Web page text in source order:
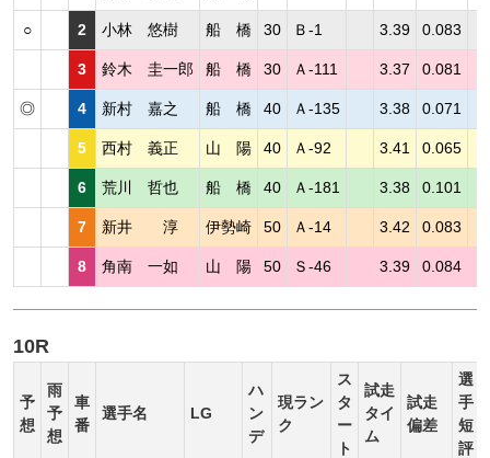
○ 2 小林 悠樹 船 橋 30 Ｂ-1 3.39 0.083
3 鈴木 圭一郎 船 橋 30 Ａ-111 3.37 0.081
◎ 4 新村 嘉之 船 橋 40 Ａ-135 3.38 0.071
5 西村 義正 山 陽 40 Ａ-92 3.41 0.065
6 荒川 哲也 船 橋 40 Ａ-181 3.38 0.101
7 新井 淳 伊勢崎 50 Ａ-14 3.42 0.083
8 角南 一如 山 陽 50 Ｓ-46 3.39 0.084
10R
予
想
雨
予
想
車
番
選手名 LG
ハ
ン
デ
現ラン
ク
ス
タ
ー
ト
試走
タイ
ム
試走
偏差
選
手
短
評